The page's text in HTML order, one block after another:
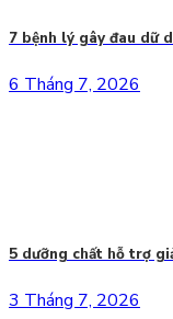
7 bệnh lý gây đau dữ
6 Tháng 7, 2026
5 dưỡng chất hỗ trợ
3 Tháng 7, 2026